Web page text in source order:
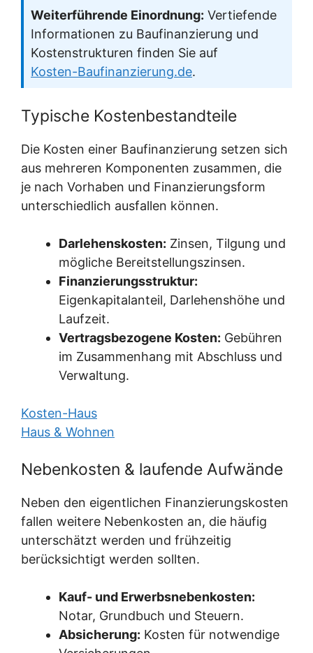
Weiterführende Einordnung: Vertiefende
Informationen zu Baufinanzierung und
Kostenstrukturen finden Sie auf
Kosten-Baufinanzierung.de.
Typische Kostenbestandteile
Die Kosten einer Baufinanzierung setzen sich
aus mehreren Komponenten zusammen, die
je nach Vorhaben und Finanzierungsform
unterschiedlich ausfallen können.
Darlehenskosten: Zinsen, Tilgung und
mögliche Bereitstellungszinsen.
Finanzierungsstruktur:
Eigenkapitalanteil, Darlehenshöhe und
Laufzeit.
Vertragsbezogene Kosten: Gebühren
im Zusammenhang mit Abschluss und
Verwaltung.
Kosten-Haus
Haus & Wohnen
Nebenkosten & laufende Aufwände
Neben den eigentlichen Finanzierungskosten
fallen weitere Nebenkosten an, die häufig
unterschätzt werden und frühzeitig
berücksichtigt werden sollten.
Kauf- und Erwerbsnebenkosten:
Notar, Grundbuch und Steuern.
Absicherung: Kosten für notwendige